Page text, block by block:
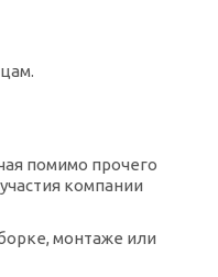
помимо прочего
компании
монтаже или